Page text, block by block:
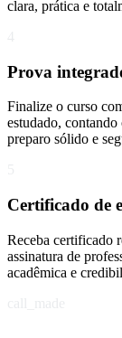
clara, prática e
Prova
Finalize o curso
estudado,
preparo sólido e
Certificado de
Receba certificado
assinatura de
acadêmica e